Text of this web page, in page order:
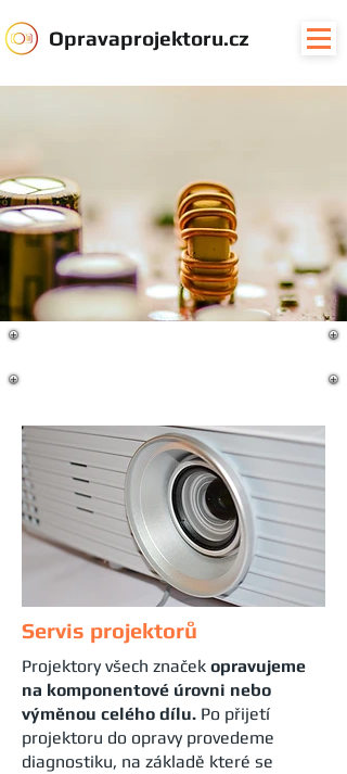
Opravaprojektoru.cz
Servis projektorů
Projektory všech značek opravujeme
na komponentové úrovni nebo
výměnou celého dílu. Po přijetí
projektoru do opravy provedeme
diagnostiku, na základě které se